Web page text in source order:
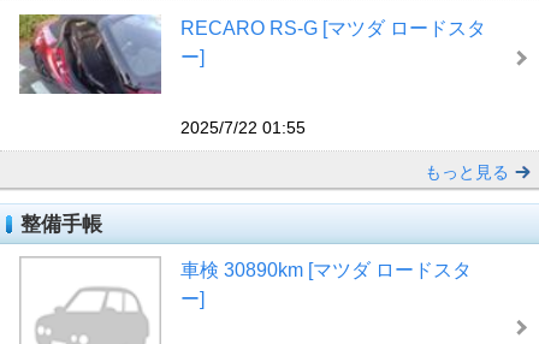
RECARO RS-G [マツダ ロードスタ
ー]
2025/7/22 01:55
もっと見る
整備手帳
車検 30890km [マツダ ロードスタ
ー]